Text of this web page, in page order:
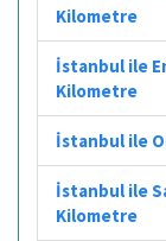
Kilometre
İstanbul ile
Kilometre
İstanbul ile
İstanbul ile
Kilometre